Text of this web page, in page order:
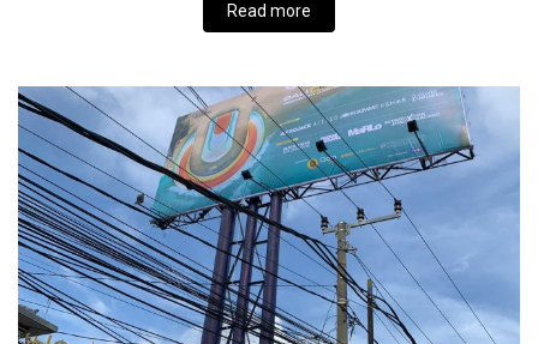
Read more